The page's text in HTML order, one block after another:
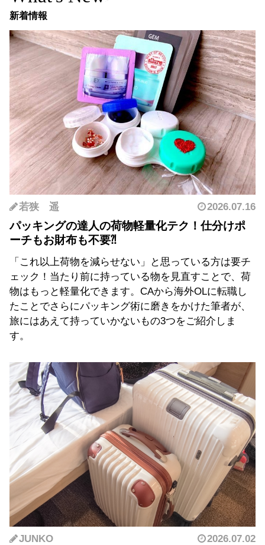
新着情報
若狭 遥 2026.07.16
パッキングの達人の荷物軽量化テク！仕分けポ
ーチもお財布も不要⁈
「これ以上荷物を減らせない」と思っている方は要チ
ェック！当たり前に持っている物を見直すことで、荷
物はもっと軽量化できます。CAから海外OLに転職し
たことでさらにパッキング術に磨きをかけた筆者が、
旅にはあえて持っていかないもの3つをご紹介しま
す。
JUNKO 2026.07.02